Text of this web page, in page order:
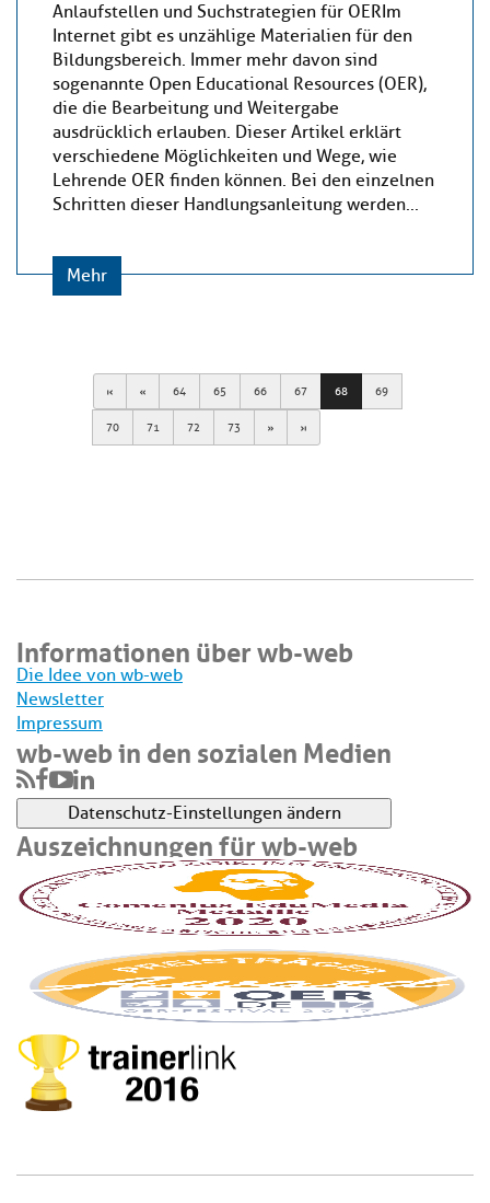
Anlaufstellen und Suchstrategien für OERIm
Internet gibt es unzählige Materialien für den
Bildungsbereich. Immer mehr davon sind
sogenannte Open Educational Resources (OER),
die die Bearbeitung und Weitergabe
ausdrücklich erlauben. Dieser Artikel erklärt
verschiedene Möglichkeiten und Wege, wie
Lehrende OER finden können. Bei den einzelnen
Schritten dieser Handlungsanleitung werden...
Mehr
First Previous
64 65 66 67 68 69
70 71 72 73 Next Last
Informationen über wb-web
Die Idee von wb-web
Newsletter
Impressum
wb-web in den sozialen Medien
Datenschutz-Einstellungen ändern
Auszeichnungen für wb-web